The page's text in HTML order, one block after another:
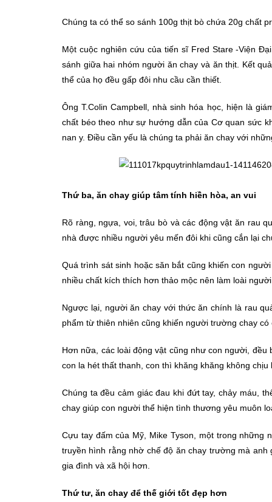
Chúng ta có thể so sánh 100g thịt bò chứa 20g chất
Một cuộc nghiên cứu của tiến sĩ Fred Stare -Viện
sánh giữa hai nhóm người ăn chay và ăn thịt. Kết
thể của họ đều gấp đôi nhu cầu cần thiết.
Ông T.Colin Campbell, nhà sinh hóa học, hiện là
chất béo theo như sự hướng dẫn của Cơ quan sức
nan y. Điều cần yếu là chúng ta phải ăn chay với
Thứ ba, ăn chay giúp tâm tính hiền hòa, an vui
Rõ ràng, ngựa, voi, trâu bò và các động vật ăn rau
nhà được nhiều người yêu mến đôi khi cũng cắn lại
Quá trình sát sinh hoặc săn bắt cũng khiến con
nhiều chất kích thích hơn thảo mộc nên làm loài
Ngược lại, người ăn chay với thức ăn chính là rau
phẩm từ thiên nhiên cũng khiến người trường chay
Hơn nữa, các loài động vật cũng như con người,
con la hét thất thanh, con thì khăng khăng không
Chúng ta đều cảm giác đau khi đứt tay, chảy máu,
chay giúp con người thể hiện tình thương yêu muôn
Cựu tay đấm của Mỹ, Mike Tyson, một trong
truyền hình rằng nhờ chế độ ăn chay trường mà
gia đình và xã hội hơn.
Thứ tư, ăn chay để thế giới tốt đẹp hơn